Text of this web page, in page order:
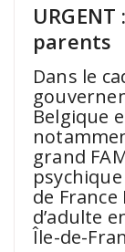
parents
Dans le
Belgique
grand
de
d’adulte
Île-de-